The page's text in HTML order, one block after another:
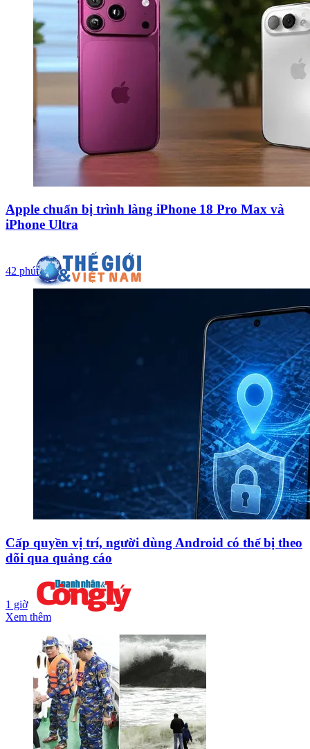
Apple chuẩn bị trình làng iPhone 18 Pro Max và
iPhone Ultra
42 phút
Cấp quyền vị trí, người dùng Android có thể bị theo
dõi qua quảng cáo
1 giờ
Xem thêm